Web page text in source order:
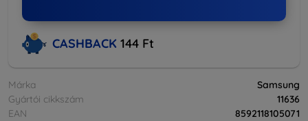
CASHBACK 144 Ft
Márka
Samsung
Gyártói cikkszám
11636
EAN
8592118105071